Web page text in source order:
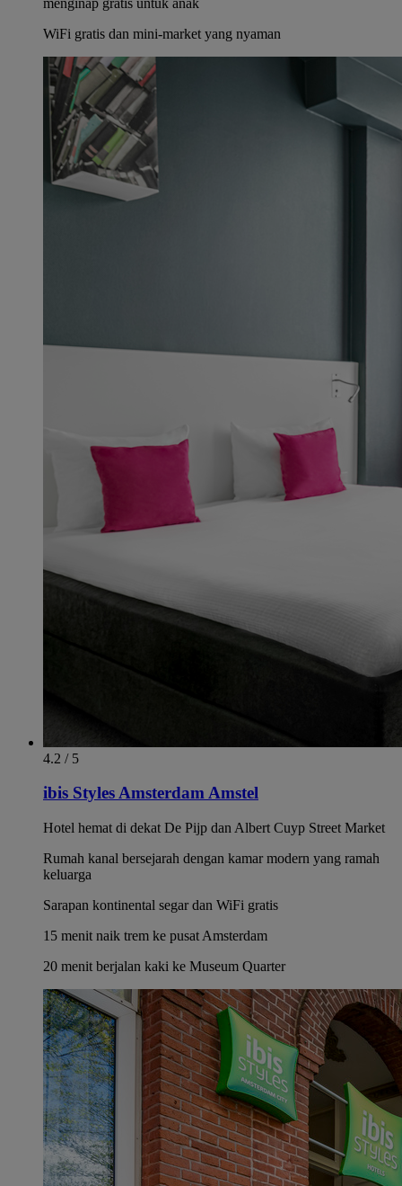
WiFi gratis dan mini-market yang nyaman
4.2 / 5
ibis Styles Amsterdam Amstel
Hotel hemat di dekat De Pijp dan Albert Cuyp Street Market
Rumah kanal bersejarah dengan kamar modern yang ramah
keluarga
Sarapan kontinental segar dan WiFi gratis
15 menit naik trem ke pusat Amsterdam
20 menit berjalan kaki ke Museum Quarter